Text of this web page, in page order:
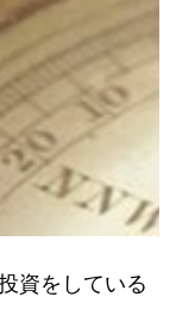
資をしている